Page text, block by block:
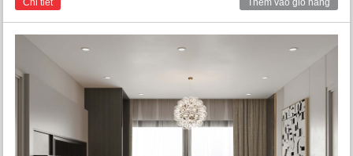
Không gian sống sang trọng, tiện ích đẳng cấp và cảnh
quan tuyệt đẹp đã tạo nên một chốn an cư hoàn hảo ven
sông trong lòng Thủ đô Hà Nội.Khu biệt thự Vinhomes
chắc chắn sẽ là lựa chọn thông thái không chỉ
cho những quý khách hạng sang mà còn cho cả những
nhà đầu tư có tiềm lực tài chính.
Chi tiết Thêm vào giỏ hàng